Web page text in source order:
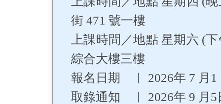
街 471 號一樓
上課時間／地點 星期六 (
綜合大樓三樓
報名日期 ︳ 2026年 7 月1
取錄通知 ︳ 2026年 9 月5